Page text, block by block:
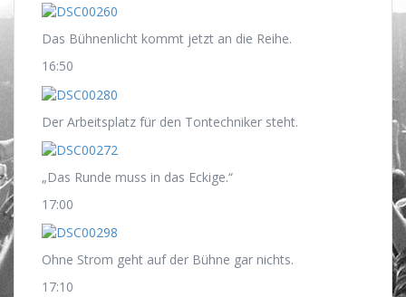
Das Bühnenlicht kommt jetzt an die Reihe.
16:50
Der Arbeitsplatz für den Tontechniker steht.
„Das Runde muss in das Eckige.“
17:00
Ohne Strom geht auf der Bühne gar nichts.
17:10